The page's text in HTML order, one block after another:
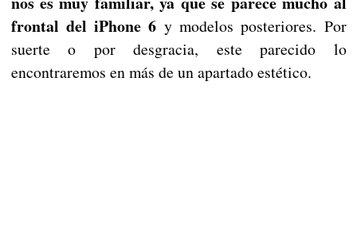
frontal del iPhone 6 y modelos posteriores. Por
suerte o por desgracia, este parecido lo
encontraremos en más de un apartado estético.